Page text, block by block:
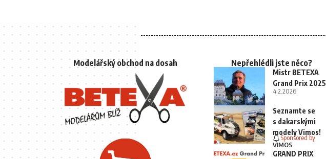
Modelářský obchod na dosah Nepřehlédli jste něco?
Mistr BETEXA
Grand Prix 2025
4.2.2026
Seznamte se
s dakarskými
modely Vimos!
Sponsored by
VIMOS
GRAND PRIX